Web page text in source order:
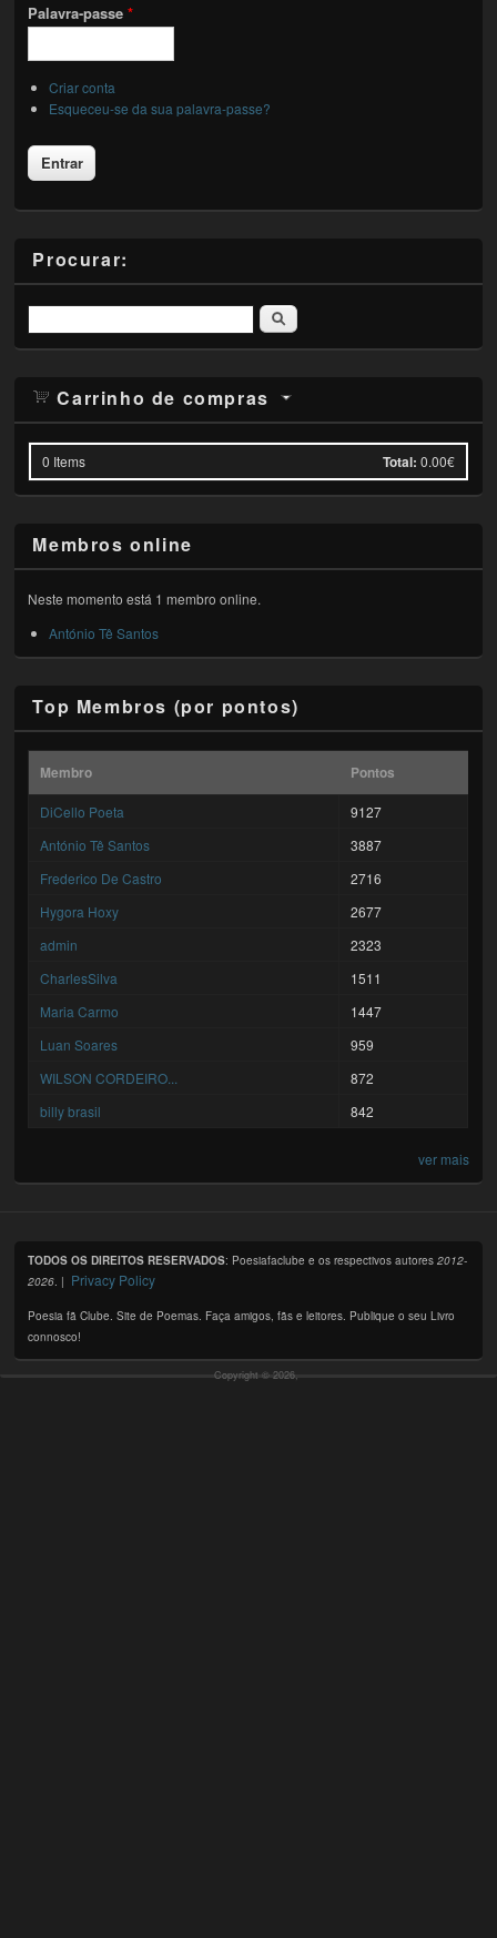
Palavra-passe*
Criar conta
Esqueceu-se da sua palavra-passe?
Procurar:
Pesquisar
Carrinho de compras
0 Items Total: 0.00€
Membros online
Neste momento está 1 membro online.
António Tê Santos
Top Membros (por pontos)
Membro Pontos
DiCello Poeta
9127
António Tê Santos
3887
Frederico De Castro
2716
Hygora Hoxy
2677
admin
2323
CharlesSilva
1511
Maria Carmo
1447
Luan Soares
959
WILSON CORDEIRO...
872
billy brasil
842
ver mais
TODOS OS DIREITOS RESERVADOS: Poesiafaclube e os respectivos autores2012-
2026. | Privacy Policy
Poesia fã Clube. Site de Poemas. Faça amigos, fãs e leitores. Publique o seu Livro
connosco!
Copyright © 2026,